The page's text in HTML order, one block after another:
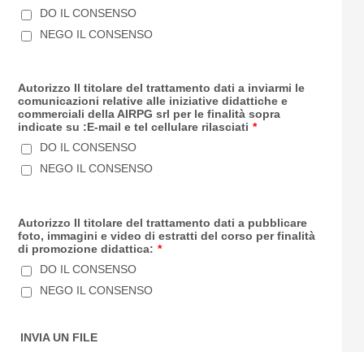
DO IL CONSENSO
NEGO IL CONSENSO
Autorizzo Il titolare del trattamento dati a inviarmi le
comunicazioni relative alle iniziative didattiche e
commerciali della AIRPG srl per le finalità sopra
indicate su :E-mail e tel cellulare rilasciati *
DO IL CONSENSO
NEGO IL CONSENSO
Autorizzo Il titolare del trattamento dati a pubblicare
foto, immagini e video di estratti del corso per finalità
di promozione didattica: *
DO IL CONSENSO
NEGO IL CONSENSO
INVIA UN FILE